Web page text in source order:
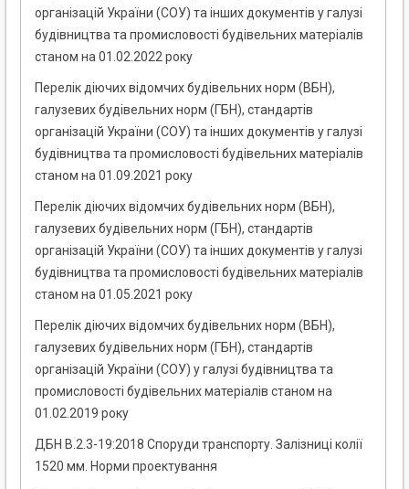
організацій України (СОУ) та інших документів у галузі
будівництва та промисловості будівельних матеріалів
станом на 01.02.2022 року
Перелік діючих відомчих будівельних норм (ВБН),
галузевих будівельних норм (ГБН), стандартів
організацій України (СОУ) та інших документів у галузі
будівництва та промисловості будівельних матеріалів
станом на 01.09.2021 року
Перелік діючих відомчих будівельних норм (ВБН),
галузевих будівельних норм (ГБН), стандартів
організацій України (СОУ) та інших документів у галузі
будівництва та промисловості будівельних матеріалів
станом на 01.05.2021 року
Перелік діючих відомчих будівельних норм (ВБН),
галузевих будівельних норм (ГБН), стандартів
організацій України (СОУ) у галузі будівництва та
промисловості будівельних матеріалів станом на
01.02.2019 року
ДБН В.2.3-19:2018 Споруди транспорту. Залізниці колії
1520 мм. Норми проектування